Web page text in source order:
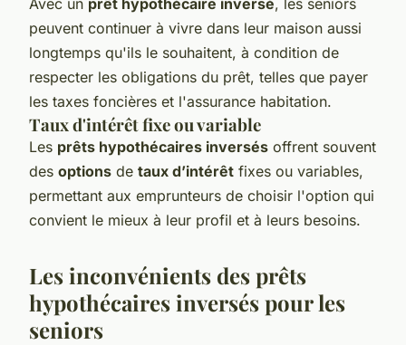
peuvent continuer à vivre dans leur maison aussi
longtemps qu'ils le souhaitent, à condition de
respecter les obligations du prêt, telles que payer
les taxes foncières et l'assurance habitation.
Taux d'intérêt fixe ou variable
Les prêts hypothécaires inversés offrent souvent
des options de taux d’intérêt fixes ou variables,
permettant aux emprunteurs de choisir l'option qui
convient le mieux à leur profil et à leurs besoins.
Les inconvénients des prêts
hypothécaires inversés pour les
seniors